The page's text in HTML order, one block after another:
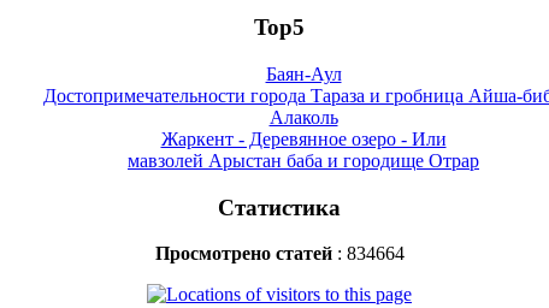
Top5
Баян-Аул
Достопримечательности города Тараза и гробница Айша-
Алаколь
Жаркент - Деревянное озеро - Или
мавзолей Арыстан баба и городище Отрар
Статистика
Просмотрено статей: 834664